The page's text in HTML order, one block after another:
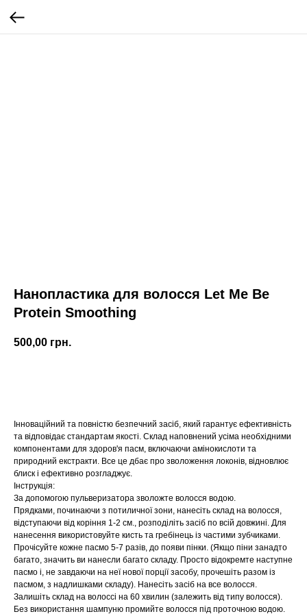
Нанопластика для волосся Let Me Be
Protein Smoothing
500,00 грн.
Інноваційний та повністю безпечний засіб, який гарантує ефективність
та відповідає стандартам якості. Склад наповнений усіма необхідними
компонентами для здоров'я пасм, включаючи амінокислоти та
природний екстракти. Все це дбає про зволоження локонів, відновлює
блиск і ефективно розгладжує.
Інструкція:
За допомогою пульверизатора зволожте волосся водою.
Прядками, починаючи з потиличної зони, нанесіть склад на волосся,
відступаючи від коріння 1-2 см., розподіліть засіб по всій довжині. Для
нанесення використовуйте кисть та гребінець із частими зубчиками.
Прочісуйте кожне пасмо 5-7 разів, до появи пінки. (Якщо піни занадто
багато, значить ви нанесли багато складу. Просто відокремте наступне
пасмо і, не завдаючи на неї нової порції засобу, прочешіть разом із
пасмом, з надлишками складу). Нанесіть засіб на все волосся.
Залишіть склад на волоссі на 60 хвилин (залежить від типу волосся).
Без використання шампуню промийте волосся під проточною водою.